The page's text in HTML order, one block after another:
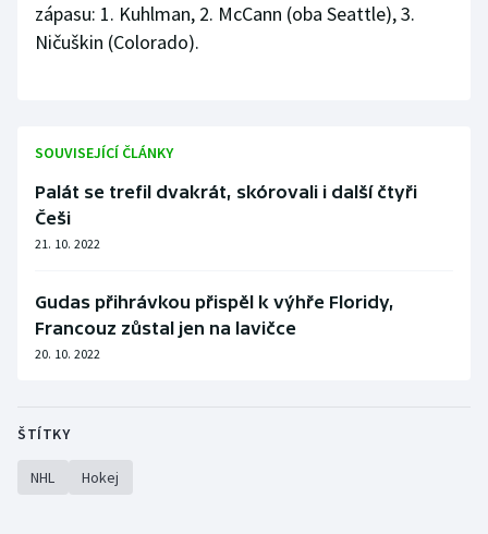
zápasu: 1. Kuhlman, 2. McCann (oba Seattle), 3.
Ničuškin (Colorado).
SOUVISEJÍCÍ ČLÁNKY
Palát se trefil dvakrát, skórovali i další čtyři
Češi
21. 10. 2022
Gudas přihrávkou přispěl k výhře Floridy,
Francouz zůstal jen na lavičce
20. 10. 2022
ŠTÍTKY
NHL Hokej